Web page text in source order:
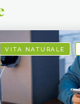
VITA NATURALE